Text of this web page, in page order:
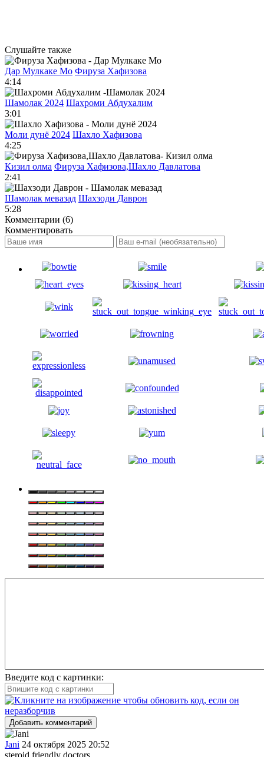
Слушайте также
Дар Мулкаке Мо Фируза Хафизова
4:14
Шамолак 2024 Шахроми Абдухалим
3:01
Моли дунё 2024 Шахло Хафизова
4:25
Кизил олма Фируза Хафизова,Шахло Давлатова
2:41
Шамолак мевазад Шахзоди Даврон
5:28
Комментарии (6)
Комментировать
Введите код с картинки:
Добавить комментарий
Jani 24 октября 2025 20:52
steroid friendly doctors